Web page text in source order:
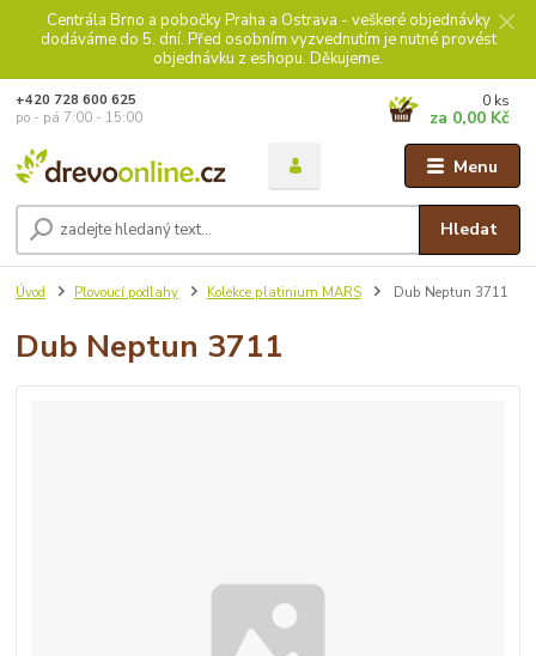
Centrála Brno a pobočky Praha a Ostrava - veškeré objednávky
dodáváme do 5. dní. Před osobním vyzvednutím je nutné provést
objednávku z eshopu. Děkujeme.
Menu
Hledat
+420 728 600 625
po - pá 7:00 - 15:00
0 ks
za 0,00 Kč
Úvod Plovoucí podlahy Kolekce platinium MARS Dub Neptun 3711
Dub Neptun 3711